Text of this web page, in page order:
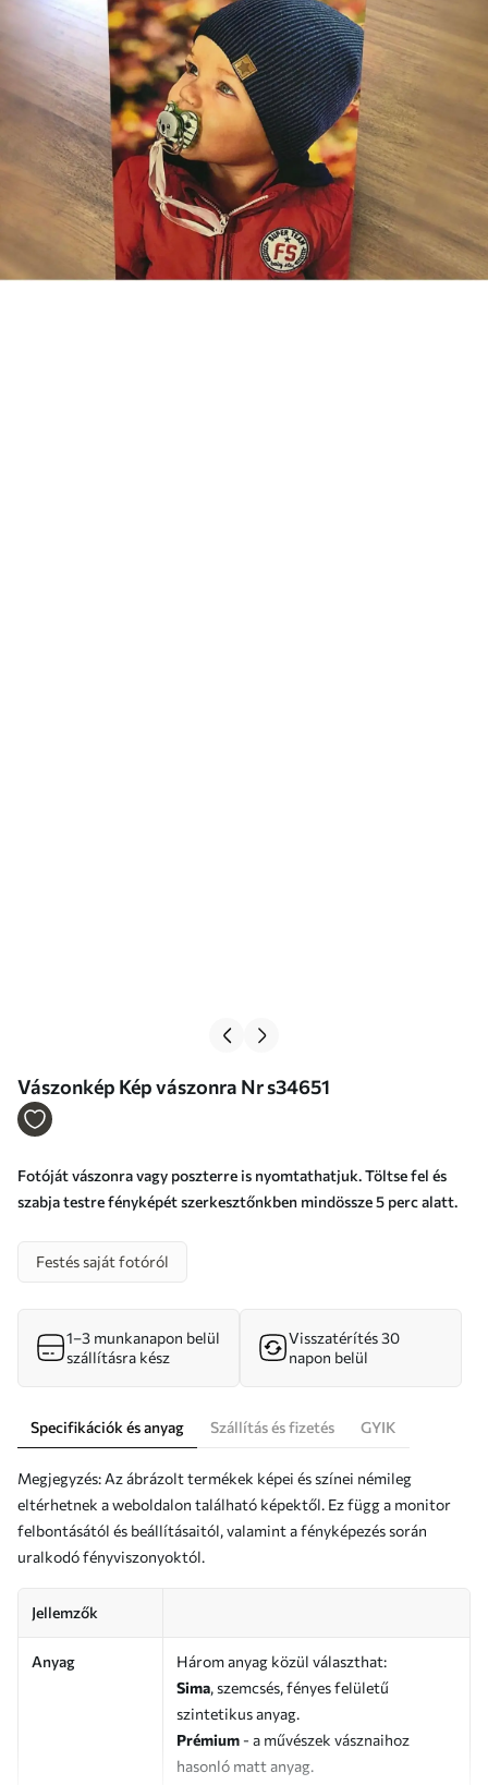
Vászonkép Kép vászonra Nr s34651
Fotóját vászonra vagy poszterre is nyomtathatjuk. Töltse fel és
szabja testre fényképét szerkesztőnkben mindössze 5 perc alatt.
Festés saját fotóról
1–3 munkanapon belül
szállításra kész
Visszatérítés 30
napon belül
Specifikációk és anyag Szállítás és fizetés GYIK
Megjegyzés: Az ábrázolt termékek képei és színei némileg
eltérhetnek a weboldalon található képektől. Ez függ a monitor
felbontásától és beállításaitól, valamint a fényképezés során
uralkodó fényviszonyoktól.
Jellemzők
Anyag
Három anyag közül választhat:
Sima, szemcsés, fényes felületű
szintetikus anyag.
Prémium - a művészek vásznaihoz
hasonló matt anyag.